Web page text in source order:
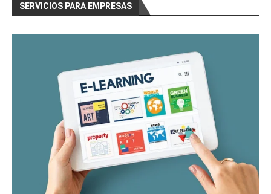
SERVICIOS PARA EMPRESAS